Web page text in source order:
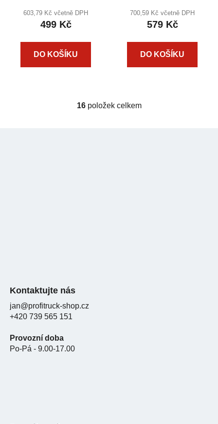
603,79 Kč včetně DPH
499 Kč
DO KOŠÍKU
700,59 Kč včetně DPH
579 Kč
DO KOŠÍKU
O
16položek celkem
Kontaktujte nás
jan@profitruck-shop.cz
+420 739 565 151
Provozní doba
Po-Pá - 9.00-17.00